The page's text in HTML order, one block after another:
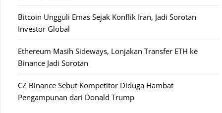
Bitcoin Ungguli Emas Sejak Konflik Iran, Jadi Sorotan
Investor Global
Ethereum Masih Sideways, Lonjakan Transfer ETH ke
Binance Jadi Sorotan
CZ Binance Sebut Kompetitor Diduga Hambat
Pengampunan dari Donald Trump